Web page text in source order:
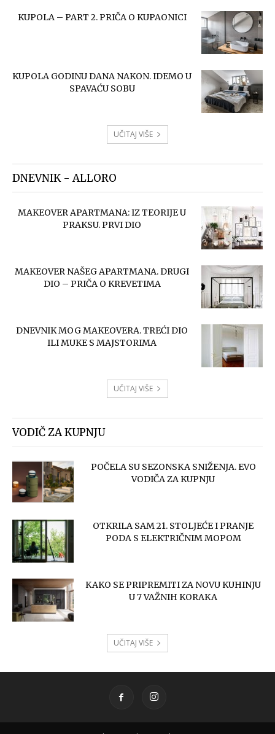
KUPOLA – PART 2. PRIČA O KUPAONICI
KUPOLA GODINU DANA NAKON. IDEMO U
SPAVAĆU SOBU
UČITAJ VIŠE
DNEVNIK - ALLORO
MAKEOVER APARTMANA: IZ TEORIJE U
PRAKSU. PRVI DIO
MAKEOVER NAŠEG APARTMANA. DRUGI
DIO – PRIČA O KREVETIMA
DNEVNIK MOG MAKEOVERA. TREĆI DIO
ILI MUKE S MAJSTORIMA
UČITAJ VIŠE
VODIČ ZA KUPNJU
POČELA SU SEZONSKA SNIŽENJA. EVO
VODIČA ZA KUPNJU
OTKRILA SAM 21. STOLJEĆE I PRANJE
PODA S ELEKTRIČNIM MOPOM
KAKO SE PRIPREMITI ZA NOVU KUHINJU
U 7 VAŽNIH KORAKA
UČITAJ VIŠE